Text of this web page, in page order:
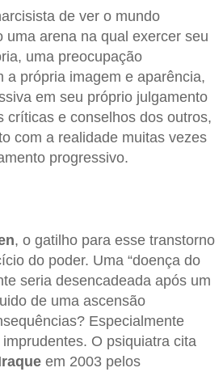
de ver o mundo
uma arena na qual exercer seu
uma preocupação
a própria imagem e aparência,
em seu próprio julgamento
críticas e conselhos dos outros,
com a realidade muitas vezes
progressivo.
, o gatilho para esse transtorno
do poder. Uma “doença do
seria desencadeada após um
de uma ascensão
Especialmente
O psiquiatra cita
em 2003 pelos